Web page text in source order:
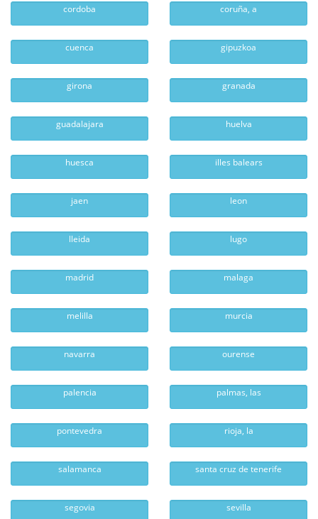
cordoba coruña, a
cuenca gipuzkoa
girona granada
guadalajara huelva
huesca illes balears
jaen leon
lleida lugo
madrid malaga
melilla murcia
navarra ourense
palencia palmas, las
pontevedra rioja, la
salamanca santa cruz de tenerife
segovia sevilla